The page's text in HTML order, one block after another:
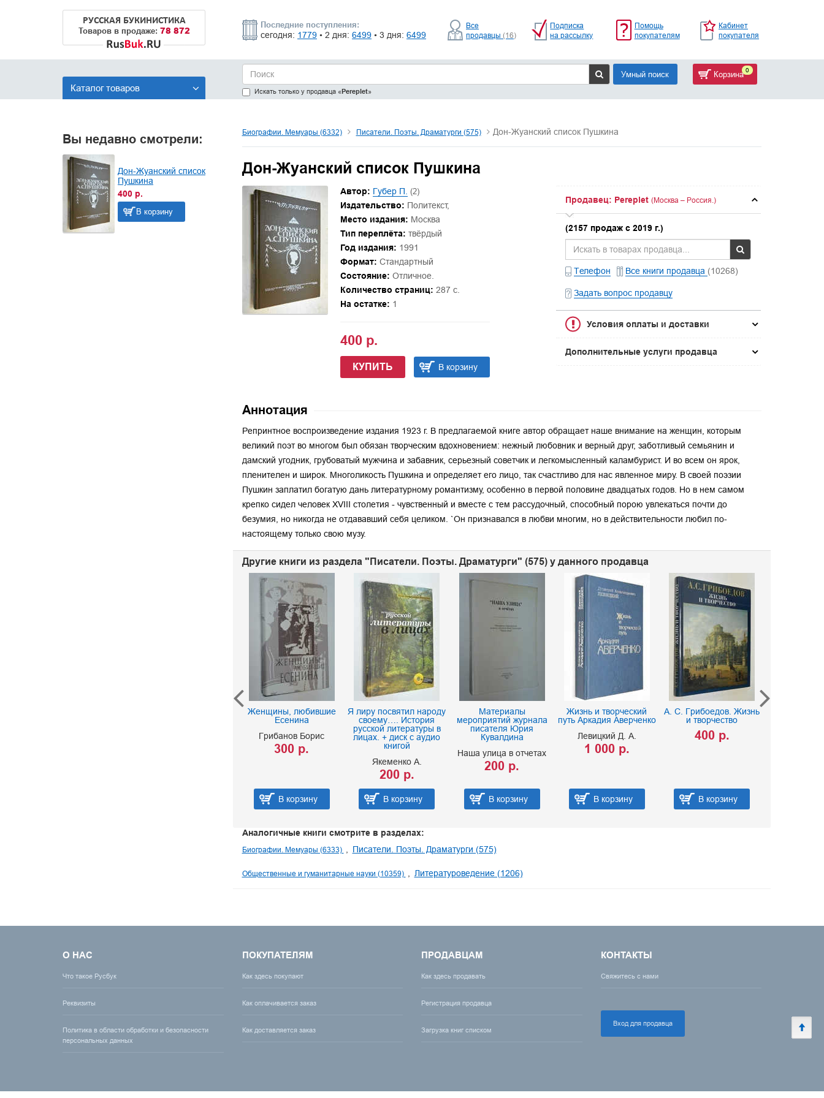
РУССКАЯ БУКИНИСТИКА
Товаров в продаже: 78 872
Последние поступления:
сегодня: 1779 • 2 дня: 6499 • 3 дня: 6499
Все
продавцы (16)
Подписка
на рассылку
Помощь
покупателям
Кабинет
покупателя
Каталог товаров Искать только у продавца «Pereplet»
Умный поиск Корзина 0
Вы недавно смотрели:
Дон-Жуанский список
Пушкина
400 р.
В корзину
Биографии. Мемуары (6332) Писатели. Поэты. Драматурги (575) Дон-Жуанский список Пушкина
Дон-Жуанский список Пушкина
Автор: Губер П. (2)
Издательство: Политекст,
Место издания: Москва
Тип переплёта: твёрдый
Год издания: 1991
Формат: Стандартный
Состояние: Отличное.
Количество страниц: 287 с.
На остатке: 1
400 р.
КУПИТЬ В корзину
Продавец: Pereplet (Москва – Россия.)
(2157 продаж с 2019 г.)
Телефон Все книги продавца (10268)
Задать вопрос продавцу
Условия оплаты и доставки
Дополнительные услуги продавца
Аннотация
Репринтное воспроизведение издания 1923 г. В предлагаемой книге автор обращает наше внимание на женщин, которым
великий поэт во многом был обязан творческим вдохновением: нежный любовник и верный друг, заботливый семьянин и
дамский угодник, грубоватый мужчина и забавник, серьезный советчик и легкомысленный каламбурист. И во всем он ярок,
пленителен и широк. Многоликость Пушкина и определяет его лицо, так счастливо для нас явленное миру. В своей поэзии
Пушкин заплатил богатую дань литературному романтизму, особенно в первой половине двадцатых годов. Но в нем самом
крепко сидел человек XVIII столетия - чувственный и вместе с тем рассудочный, способный порою увлекаться почти до
безумия, но никогда не отдававший себя целиком. `Он признавался в любви многим, но в действительности любил по-
настоящему только свою музу.
Другие книги из раздела "Писатели. Поэты. Драматурги" (575) у данного продавца
Женщины, любившие
Есенина
Грибанов Борис
300 р.
В корзину
Я лиру посвятил народу
своему…. История
русской литературы в
лицах. + диск с аудио
книгой
Якеменко А.
200 р.
В корзину
Материалы
мероприятий журнала
писателя Юрия
Кувалдина
Наша улица в отчетах
200 р.
В корзину
Жизнь и творческий
путь Аркадия Аверченко
Левицкий Д. А.
1 000 р.
В корзину
А. С. Грибоедов. Жизнь
и творчество
400 р.
В корзину
Аналогичные книги смотрите в разделах:
Биографии. Мемуары (6333) Писатели. Поэты. Драматурги (575)
Общественные и гуманитарные науки (10359) Литературоведение (1206)
О НАС
Что такое Русбук
Реквизиты
Политика в области обработки и безопасности
персональных данных
ПОКУПАТЕЛЯМ
Как здесь покупают
Как оплачивается заказ
Как доставляется заказ
ПРОДАВЦАМ
Как здесь продавать
Регистрация продавца
Загрузка книг списком
КОНТАКТЫ
Свяжитесь с нами
Вход для продавца